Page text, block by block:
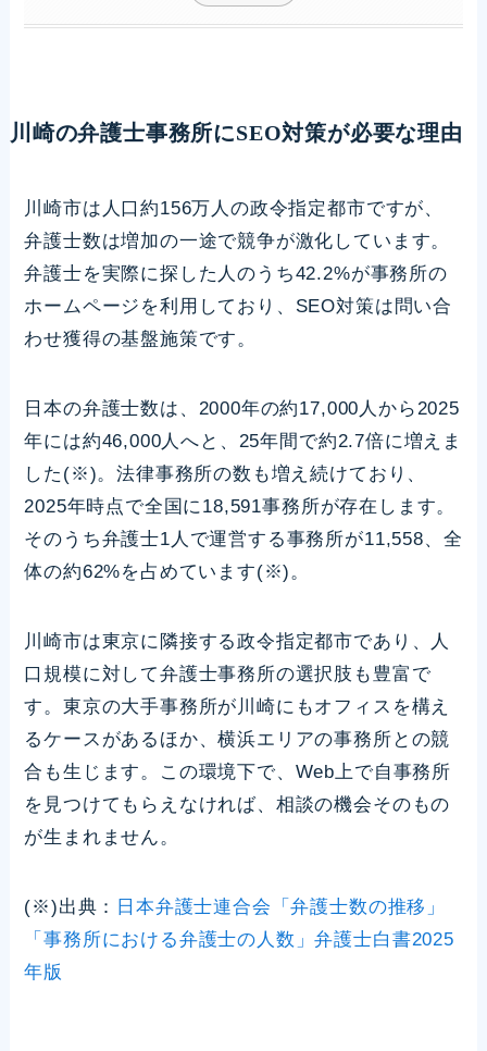
川崎の弁護士事務所にSEO対策が必要な理由
川崎市は人口約156万人の政令指定都市ですが、
弁護士数は増加の一途で競争が激化しています。
弁護士を実際に探した人のうち42.2%が事務所の
ホームページを利用しており、SEO対策は問い合
わせ獲得の基盤施策です。
日本の弁護士数は、2000年の約17,000人から2025
年には約46,000人へと、25年間で約2.7倍に増えま
した(※)。法律事務所の数も増え続けており、
2025年時点で全国に18,591事務所が存在します。
そのうち弁護士1人で運営する事務所が11,558、全
体の約62%を占めています(※)。
川崎市は東京に隣接する政令指定都市であり、人
口規模に対して弁護士事務所の選択肢も豊富で
す。東京の大手事務所が川崎にもオフィスを構え
るケースがあるほか、横浜エリアの事務所との競
合も生じます。この環境下で、Web上で自事務所
を見つけてもらえなければ、相談の機会そのもの
が生まれません。
(※)出典：
日本弁護士連合会「弁護士数の推移」
「事務所における弁護士の人数」弁護士白書2025
年版